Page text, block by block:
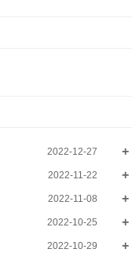
2022-12-27
2022-11-22
2022-11-08
2022-10-25
2022-10-29